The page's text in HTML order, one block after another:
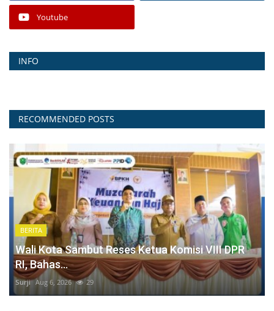
Youtube
INFO
RECOMMENDED POSTS
BERITA
Wali Kota Sambut Reses Ketua Komisi VIII DPR
RI, Bahas...
Surji Aug 6, 2026 29